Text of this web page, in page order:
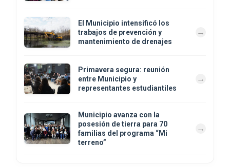
El Municipio intensificó los
trabajos de prevención y
mantenimiento de drenajes
Primavera segura: reunión
entre Municipio y
representantes estudiantiles
Municipio avanza con la
posesión de tierra para 70
familias del programa “Mi
terreno”